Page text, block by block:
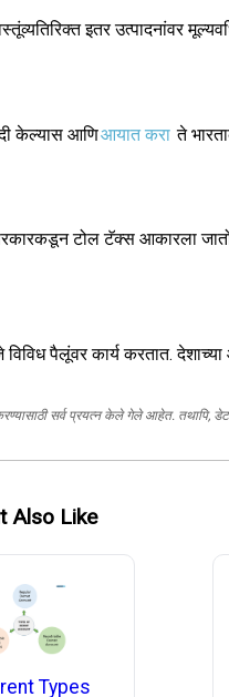
इतर उत्पादनांवर
केल्यास आणिआयात करा ते
टोल टॅक्स आकारला
पैलूंवर कार्य करतात.
सर्व प्रयत्न केले गेले आहेत. तथापि,
Also Like
Types